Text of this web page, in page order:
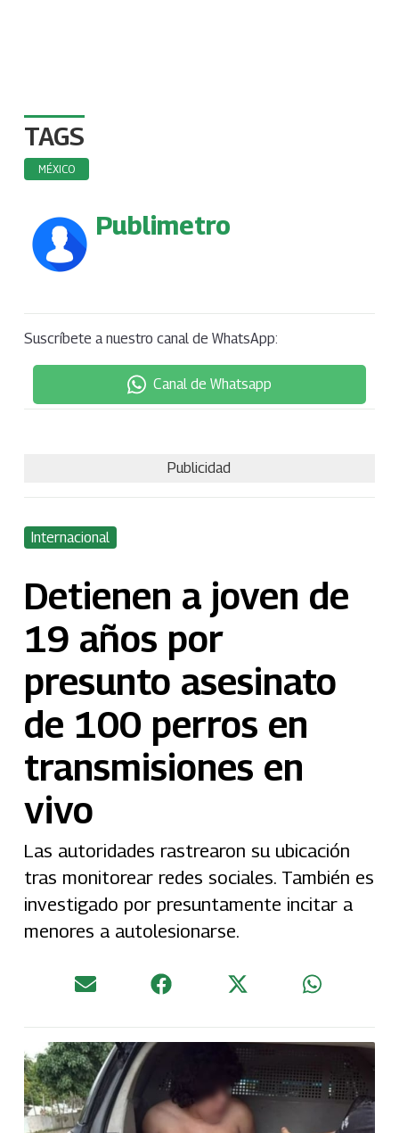
TAGS
MÉXICO
Publimetro
Suscríbete a nuestro canal de WhatsApp:
Canal de Whatsapp
Publicidad
Internacional
Detienen a joven de
19 años por
presunto asesinato
de 100 perros en
transmisiones en
vivo
Las autoridades rastrearon su ubicación
tras monitorear redes sociales. También es
investigado por presuntamente incitar a
menores a autolesionarse.